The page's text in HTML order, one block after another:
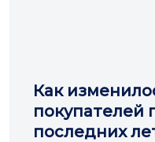
Как
покупателей
последних